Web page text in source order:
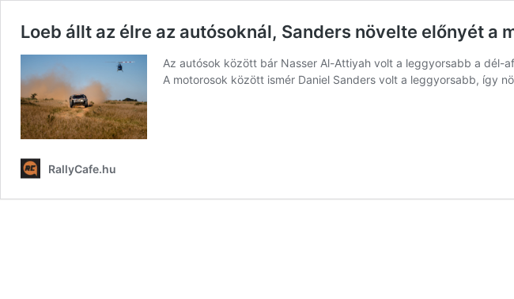
Loeb állt az élre az autósoknál, Sanders növelte előnyét a
Az autósok között bár Nasser Al-Attiyah volt a leggyorsabb a dél-
A motorosok között ismér Daniel Sanders volt a leggyorsabb, így
RallyCafe.hu